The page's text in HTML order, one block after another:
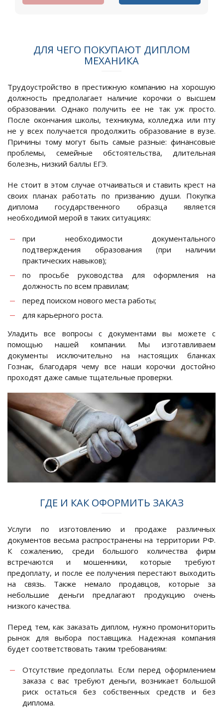
ДЛЯ ЧЕГО ПОКУПАЮТ ДИПЛОМ
МЕХАНИКА
Трудоустройство в престижную компанию на хорошую
должность предполагает наличие корочки о высшем
образовании. Однако получить ее не так уж просто.
После окончания школы, техникума, колледжа или пту
не у всех получается продолжить образование в вузе.
Причины тому могут быть самые разные: финансовые
проблемы, семейные обстоятельства, длительная
болезнь, низкий баллы ЕГЭ.
Не стоит в этом случае отчаиваться и ставить крест на
своих планах работать по призванию души. Покупка
диплома государственного образца является
необходимой мерой в таких ситуациях:
при необходимости документального
подтверждения образования (при наличии
практических навыков);
по просьбе руководства для оформления на
должность по всем правилам;
перед поиском нового места работы;
для карьерного роста.
Уладить все вопросы с документами вы можете с
помощью нашей компании. Мы изготавливаем
документы исключительно на настоящих бланках
Гознак, благодаря чему все наши корочки достойно
проходят даже самые тщательные проверки.
ГДЕ И КАК ОФОРМИТЬ ЗАКАЗ
Услуги по изготовлению и продаже различных
документов весьма распространены на территории РФ.
К сожалению, среди большого количества фирм
встречаются и мошенники, которые требуют
предоплату, и после ее получения перестают выходить
на связь. Также немало продавцов, которые за
небольшие деньги предлагают продукцию очень
низкого качества.
Перед тем, как заказать диплом, нужно промониторить
рынок для выбора поставщика. Надежная компания
будет соответствовать таким требованиям:
Отсутствие предоплаты. Если перед оформлением
заказа с вас требуют деньги, возникает большой
риск остаться без собственных средств и без
диплома.